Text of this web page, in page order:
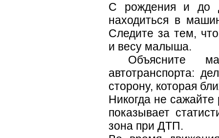
С рождения и до
находиться в
Следите за тем,
и весу малыша.
Объясните
автотранспорта:
сторону, которая
Никогда не
показывает
зона при ДТП.